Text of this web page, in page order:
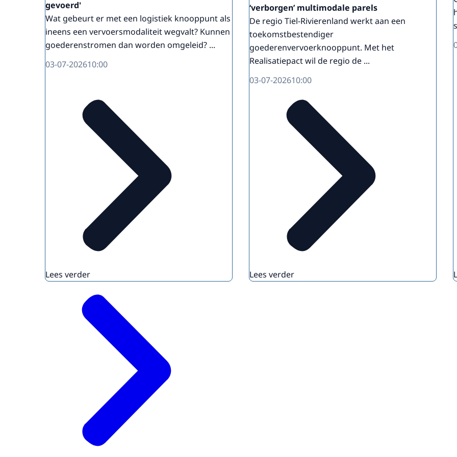
gevoerd'
Wat gebeurt er met een logistiek knooppunt als
ineens een vervoersmodaliteit wegvalt? Kunnen
goederenstromen dan worden omgeleid? ...
03-07-202610:00
Lees verder
‘verborgen’ multimodale parels
De regio Tiel-Rivierenland werkt aan een
toekomstbestendiger
goederenvervoerknooppunt. Met het
Realisatiepact wil de regio de ...
03-07-202610:00
Lees verder